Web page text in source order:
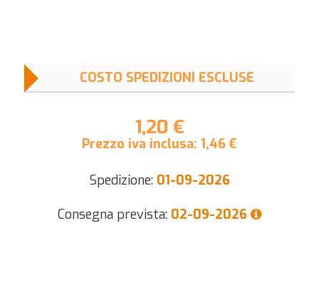
COSTO SPEDIZIONI ESCLUSE
1,20 €
Prezzo iva inclusa: 1,46€
Spedizione: 01-09-2026
Consegna prevista: 02-09-2026